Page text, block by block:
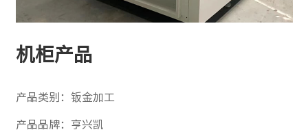
机柜产品
产品类别：钣金加工
产品品牌：亨兴凯